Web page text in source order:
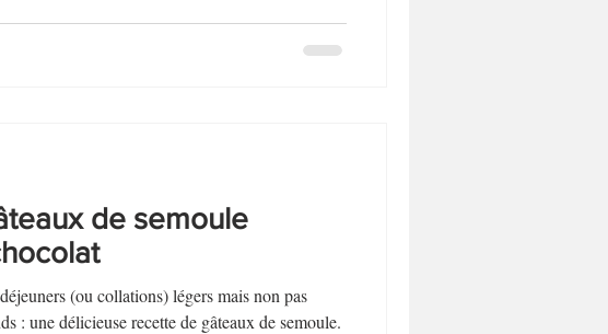
de semoule
(ou collations) légers mais non pas
: une délicieuse recette de gâteaux de semoule.